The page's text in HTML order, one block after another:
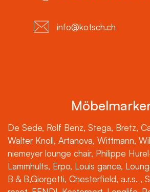
info@kotsch.ch
De Sede, Rolf Benz, Stega, Bretz,
Walter Knoll, Artanova, Wittmann,
niemeyer lounge chair, Philippe
Lammhults, Erpo, Louis gance,
B & B,Giorgetti, Chesterfield, a.r.s. ,